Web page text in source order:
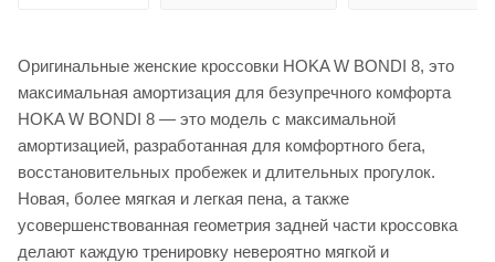
Оригинальные женские кроссовки HOKA W BONDI 8, это
максимальная амортизация для безупречного комфорта
HOKA W BONDI 8 — это модель с максимальной
амортизацией, разработанная для комфортного бега,
восстановительных пробежек и длительных прогулок.
Новая, более мягкая и легкая пена, а также
усовершенствованная геометрия задней части кроссовка
делают каждую тренировку невероятно мягкой и